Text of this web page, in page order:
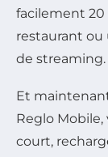
facilement 20
restaurant
de streaming.
Et
Reglo Mobile,
court,